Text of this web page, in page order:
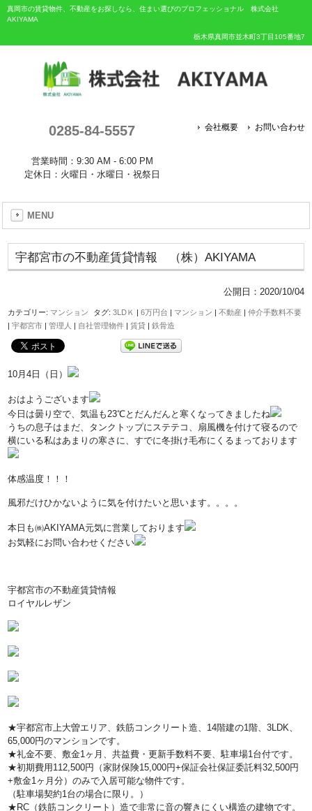
真岡市の賃貸物件、不動産をお探しなら、住まい選びのプロフェッショナル 株式会社
AKIYAMA
栃木県真岡市並木町3丁目105番地7
0285-84-5557
営業時間：9:30 AM - 6:00 PM
定休日：火曜日・水曜日・祝祭日
会社概要 お問い合わせ
MENU
宇都宮市の不動産賃貸情報 （株）AKIYAMA
公開日： 2020/10/04
カテゴリー: マンション タグ:3LDＫ |6万円台 | マンション |不動産 |仲介手数料不要
|宇都宮市 |管理人 | 自社管理物件 |賃貸 |鉄骨造
10月4日（日）
おはようございます
今日は曇り空で、気温も23℃とだんだんと寒くなってきましたね
うちの息子はまだ、タンクトップにステテコ、扇風機を付けて寝るので
横にいる私はあまりの寒さに、すでに冬掛け毛布にくるまっております
体感温度！！！
風邪だけひかないように気を付けたいと思います。。。。
本日も㈱AKIYAMA元気に営業しております
お気軽にお問い合わせください
宇都宮市の不動産賃貸情報
ロイヤルレザン
★宇都宮市上大曽エリア、鉄筋コンクリート造、14階建の1階、3LDK、
65,000円のマンションです。
★礼金不要、敷金1ヶ月、共益費・更新手数料不要、駐車場1台付です。
★初期費用112,500円（家財保険15,000円+保証会社保証委託料32,500円
+敷金1ヶ月分）のみで入居可能な物件です。
（駐車場契約1台の場合に限り。）
★RC（鉄筋コンクリート）造で非常に音の響きにくい構造の建物です。